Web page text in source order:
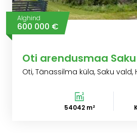
Alghind
600 000 €
Oti arendusmaa
Oti, Tänassilma küla, Saku
54042 m²